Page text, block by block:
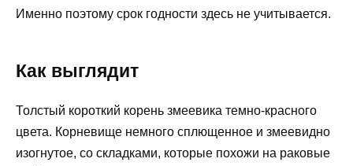
Именно поэтому срок годности здесь не учитывается.
Как выглядит
Толстый короткий корень змеевика темно-красного
цвета. Корневище немного сплющенное и змеевидно
изогнутое, со складками, которые похожи на раковые